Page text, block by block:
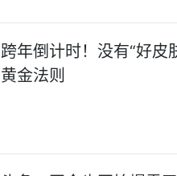
跨年倒计时！没有“好皮
黄金法则